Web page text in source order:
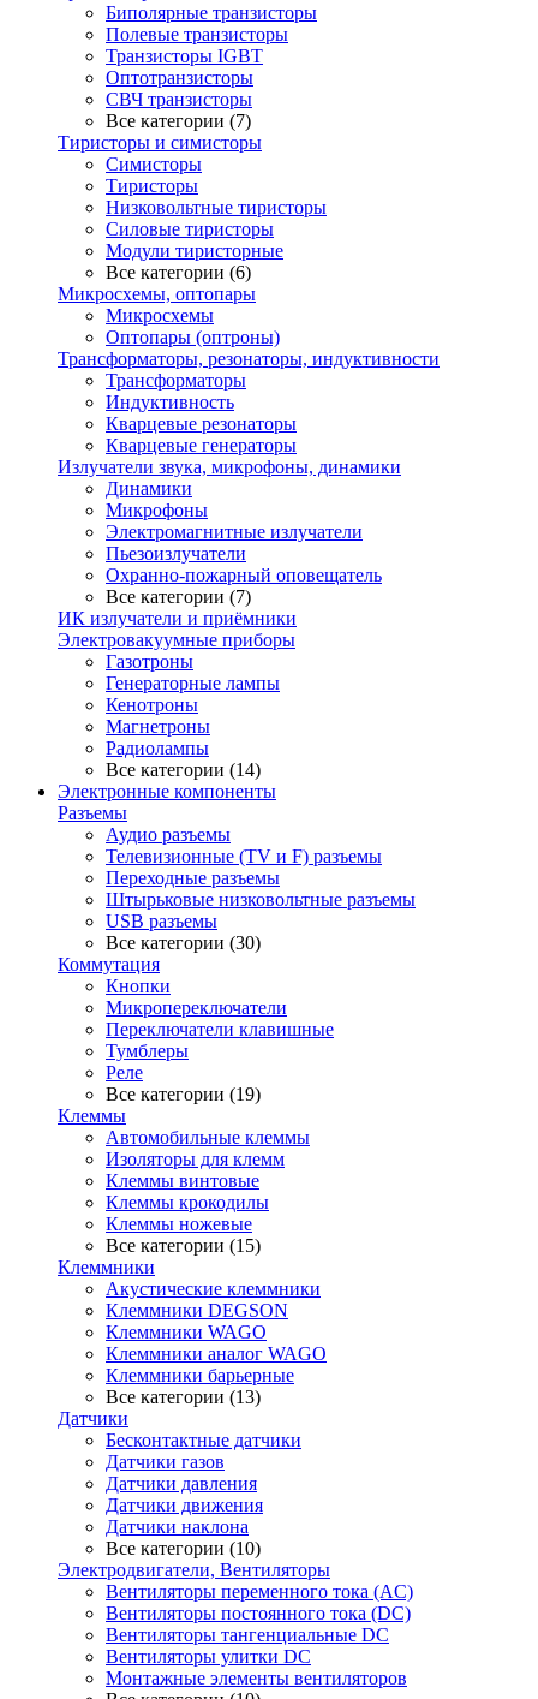
Биполярные транзисторы
Полевые транзисторы
Транзисторы IGBT
Оптотранзисторы
СВЧ транзисторы
Все категории (7)
Тиристоры и симисторы
Симисторы
Тиристоры
Низковольтные тиристоры
Силовые тиристоры
Модули тиристорные
Все категории (6)
Микросхемы, оптопары
Микросхемы
Оптопары (оптроны)
Трансформаторы, резонаторы, индуктивности
Трансформаторы
Индуктивность
Кварцевые резонаторы
Кварцевые генераторы
Излучатели звука, микрофоны, динамики
Динамики
Микрофоны
Электромагнитные излучатели
Пьезоизлучатели
Охранно-пожарный оповещатель
Все категории (7)
ИК излучатели и приёмники
Электровакуумные приборы
Газотроны
Генераторные лампы
Кенотроны
Магнетроны
Радиолампы
Все категории (14)
Электронные компоненты
Разъемы
Аудио разъемы
Телевизионные (TV и F) разъемы
Переходные разъемы
Штырьковые низковольтные разъемы
USB разъемы
Все категории (30)
Коммутация
Кнопки
Микропереключатели
Переключатели клавишные
Тумблеры
Реле
Все категории (19)
Клеммы
Автомобильные клеммы
Изоляторы для клемм
Клеммы винтовые
Клеммы крокодилы
Клеммы ножевые
Все категории (15)
Клеммники
Акустические клеммники
Клеммники DEGSON
Клеммники WAGO
Клеммники аналог WAGO
Клеммники барьерные
Все категории (13)
Датчики
Бесконтактные датчики
Датчики газов
Датчики давления
Датчики движения
Датчики наклона
Все категории (10)
Электродвигатели, Вентиляторы
Вентиляторы переменного тока (AC)
Вентиляторы постоянного тока (DC)
Вентиляторы тангенциальные DC
Вентиляторы улитки DC
Монтажные элементы вентиляторов